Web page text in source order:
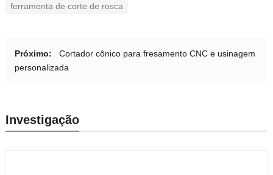
ferramenta de corte de rosca
Próximo:
Cortador cônico para fresamento CNC e usinagem
personalizada
Investigação